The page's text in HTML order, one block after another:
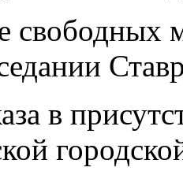
свободных
в